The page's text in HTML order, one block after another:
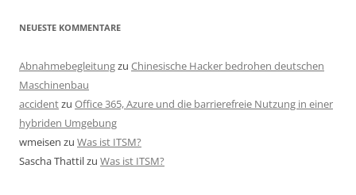
NEUESTE KOMMENTARE
Abnahmebegleitungzu Chinesische Hacker bedrohen deutschen
Maschinenbau
accidentzu Office 365, Azure und die barrierefreie Nutzung in einer
hybriden Umgebung
wmeisen zu Was ist ITSM?
Sascha Thattilzu Was ist ITSM?